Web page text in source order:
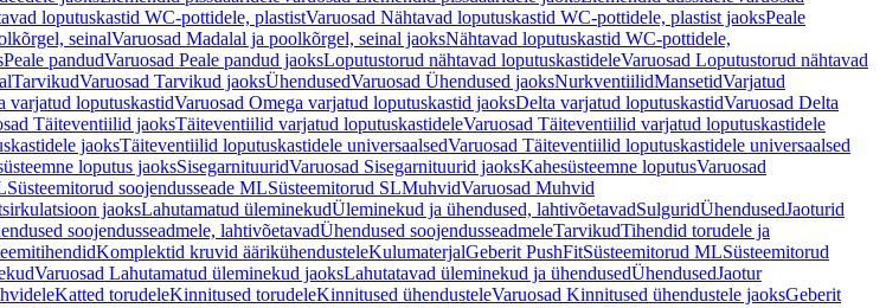
loputuskastid WC-pottidele, plastistVaruosad Nähtavad loputuskastid WC-pottidele, plastist jaoksPeale
seinalVaruosad Madalal ja poolkõrgel, seinal jaoksNähtavad loputuskastid WC-pottidele,
Peale pandudVaruosad Peale pandud jaoksLoputustorud nähtavad loputuskastideleVaruosad Loputustorud nähtavad
TarvikudVaruosad Tarvikud jaoksÜhendusedVaruosad Ühendused jaoksNurkventiilidMansetidVarjatud
varjatud loputuskastidVaruosad Omega varjatud loputuskastid jaoksDelta varjatud loputuskastidVaruosad Delta
Täiteventiilid jaoksTäiteventiilid varjatud loputuskastideleVaruosad Täiteventiilid varjatud loputuskastidele
jaoksTäiteventiilid loputuskastidele universaalsedVaruosad Täiteventiilid loputuskastidele universaalsed
loputus jaoksSisegarnituuridVaruosad Sisegarnituurid jaoksKahesüsteemne loputusVaruosad
Süsteemitorud soojendusseade MLSüsteemitorud SLMuhvidVaruosad Muhvid
jaoksLahutamatud üleminekudÜleminekud ja ühendused, lahtivõetavadSulguridÜhendusedJaoturid
soojendusseadmele, lahtivõetavadÜhendused soojendusseadmeleTarvikudTihendid torudele ja
Komplektid kruvid äärikühendusteleKulumaterjalGeberit PushFitSüsteemitorud MLSüsteemitorud
Varuosad Lahutamatud üleminekud jaoksLahutatavad üleminekud ja ühendusedÜhendusedJaotur
Katted torudeleKinnitused torudeleKinnitused ühendusteleVaruosad Kinnitused ühendustele jaoksGeberit